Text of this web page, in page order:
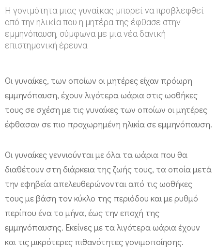
η
τ
α
ς
κ
ό
ρ
ς
α
ρ
τ
Η γονιμότητα μιας γυναίκας μπορεί να προβλεφθεί
από την ηλικία που η μητέρα της έφθασε στην
εμμηνόπαυση, σύμφωνα με μια νέα δανική
επιστημονική έρευνα.
Οι γυναίκες, των οποίων οι μητέρες είχαν πρόωρη
εμμηνόπαυση, έχουν λιγότερα ωάρια στις ωοθήκες
τους σε σχέση με τις γυναίκες των οποίων οι μητέρες
έφθασαν σε πιο προχωρημένη ηλικία σε εμμηνόπαυση.
Οι γυναίκες γεννιούνται με όλα τα ωάρια που θα
διαθέτουν στη διάρκεια της ζωής τους, τα οποία μετά
την εφηβεία απελευθερώνονται από τις ωοθήκες
τους με βάση τον κύκλο της περιόδου και με ρυθμό
περίπου ένα το μήνα, έως την εποχή της
εμμηνόπαυσης. Εκείνες με τα λιγότερα ωάρια έχουν
και τις μικρότερες πιθανότητες γονιμοποίησης.